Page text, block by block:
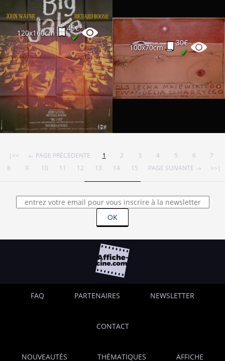
120x160cm
45€
✔
100x70cm
30€
✔
|<< ← PAGE PRÉCÉDENTE 1 2 3 4 5 6
7
8
9 10 11 12 13 14 15 PAGE SUIVANTE → >>|
OK
FAQ PARTENAIRES NEWSLETTER
CONTACT
NOUVEAUTÉS THÉMATIQUES AFFICHE